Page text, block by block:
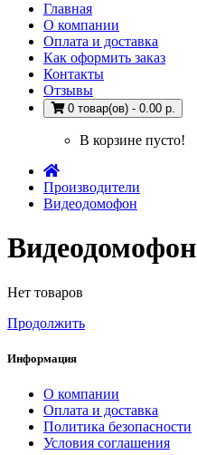
Главная
О компании
Оплата и доставка
Как оформить заказ
Контакты
Отзывы
0 товар(ов) - 0.00 р.
В корзине пусто!
Производители
Видеодомофон
Видеодомофон
Нет товаров
Продолжить
Информация
О компании
Оплата и доставка
Политика безопасности
Условия соглашения